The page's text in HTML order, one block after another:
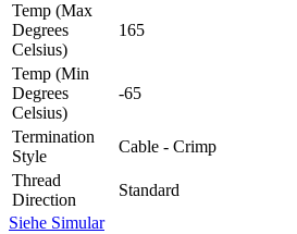
Temp (Max
Degrees
Celsius)
165
Temp (Min
Degrees
Celsius)
-65
Termination
Style
Cable - Crimp
Thread
Direction
Standard
Siehe Simular